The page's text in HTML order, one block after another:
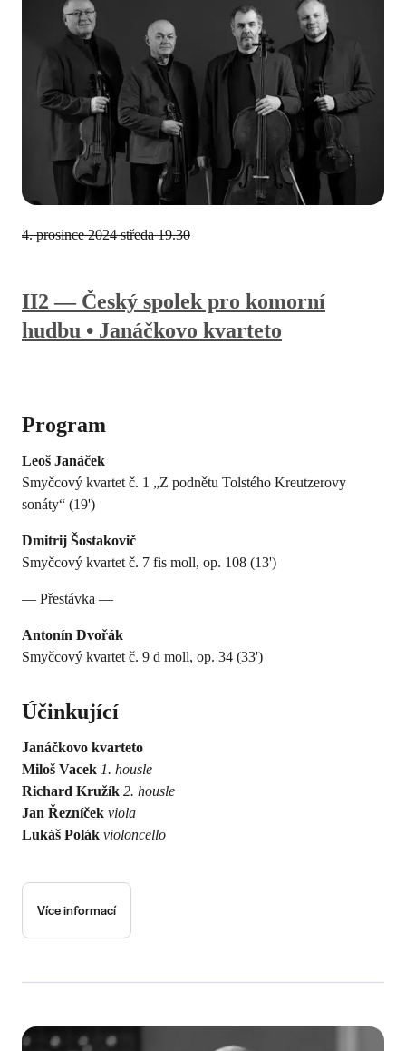
II2 — Český spolek pro komorní
hudbu • Janáčkovo kvarteto
Program
Leoš Janáček
Smyčcový kvartet č. 1 „Z podnětu Tolstého Kreutzerovy
sonáty“ (19')
Dmitrij Šostakovič
Smyčcový kvartet č. 7 fis moll, op. 108 (13')
— Přestávka —
Antonín Dvořák
Smyčcový kvartet č. 9 d moll, op. 34 (33')
Účinkující
Janáčkovo kvarteto
Miloš Vacek 1. housle
Richard Kružík 2. housle
Jan Řezníček viola
Lukáš Polák violoncello
4. prosince 2024 středa 19.30
Více informací